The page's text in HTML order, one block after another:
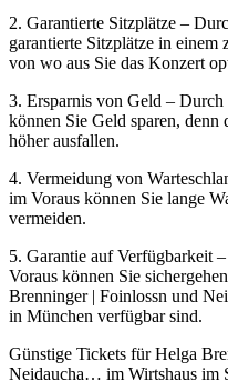
2. Garantierte Sitzplätze –
garantierte Sitzplätze in einem
von wo aus Sie das Konzert
3. Ersparnis von Geld –
können Sie Geld sparen, denn
höher ausfallen.
4. Vermeidung von
im Voraus können Sie lange
vermeiden.
5. Garantie auf Verfügbarkeit
Voraus können Sie
Brenninger | Foinlossn und
in München verfügbar sind.
Günstige Tickets für Helga
Neidaucha… im Wirtshaus im